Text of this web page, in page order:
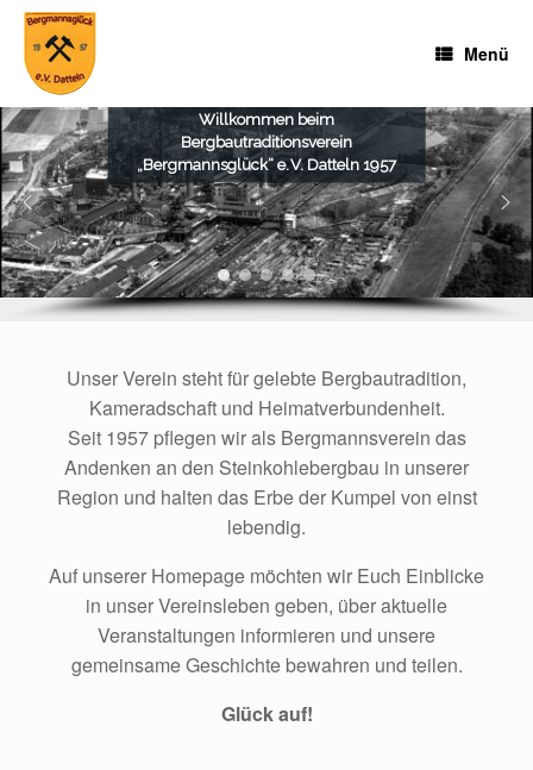
Zum
Inhalt
springen
Menü
Willkommen beim
Bergbautraditionsverein
„Bergmannsglück“ e. V. Datteln 1957
Unser Verein steht für gelebte Bergbautradition,
Kameradschaft und Heimatverbundenheit.
Seit 1957 pflegen wir als Bergmannsverein das
Andenken an den Steinkohlebergbau in unserer
Region und halten das Erbe der Kumpel von einst
lebendig.
Auf unserer Homepage möchten wir Euch Einblicke
in unser Vereinsleben geben, über aktuelle
Veranstaltungen informieren und unsere
gemeinsame Geschichte bewahren und teilen.
Glück auf!